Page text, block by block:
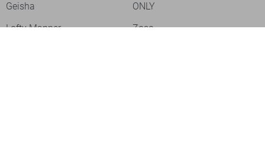
Geisha
ONLY
Lofty Manner
Zoso